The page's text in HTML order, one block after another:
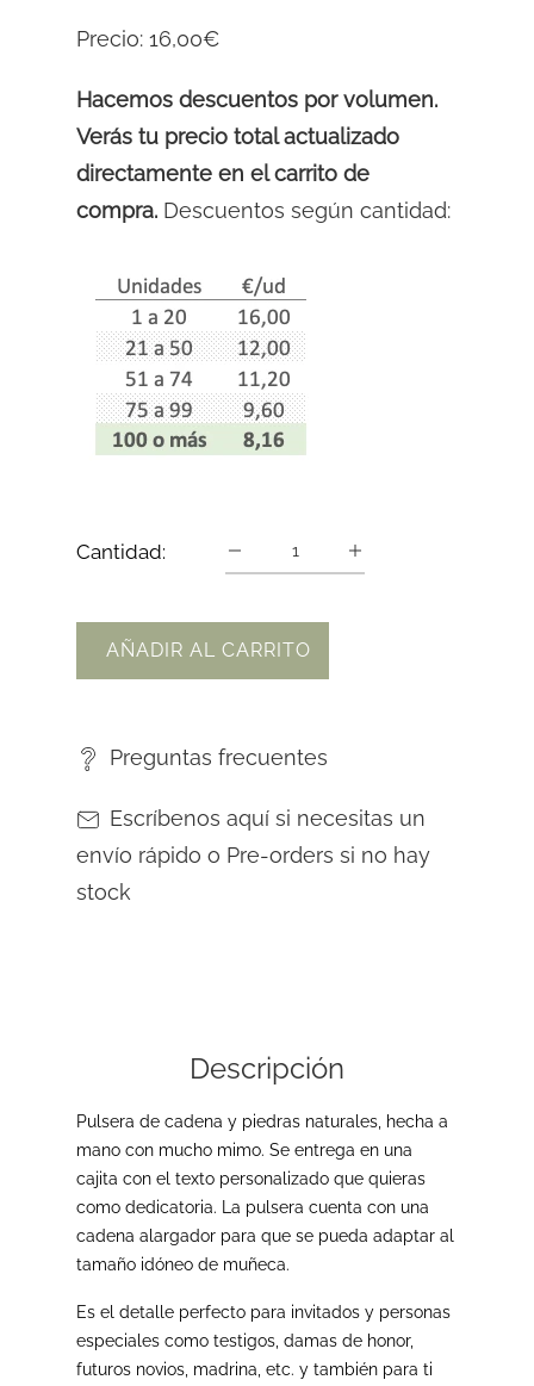
Precio: 16,00€
Hacemos descuentos por volumen.
Verás tu precio total actualizado
directamente en el carrito de
compra. Descuentos según cantidad:
Cantidad:
AÑADIR AL CARRITO
Preguntas frecuentes
Escríbenos aquí si necesitas un
envío rápido o Pre-orders si no hay
stock
Descripción
Pulsera de cadena y piedras naturales, hecha a
mano con mucho mimo. Se entrega en una
cajita con el texto personalizado que quieras
como dedicatoria. La pulsera cuenta con una
cadena alargador para que se pueda adaptar al
tamaño idóneo de muñeca.
Es el detalle perfecto para invitados y personas
especiales como testigos, damas de honor,
futuros novios, madrina, etc. y también para ti